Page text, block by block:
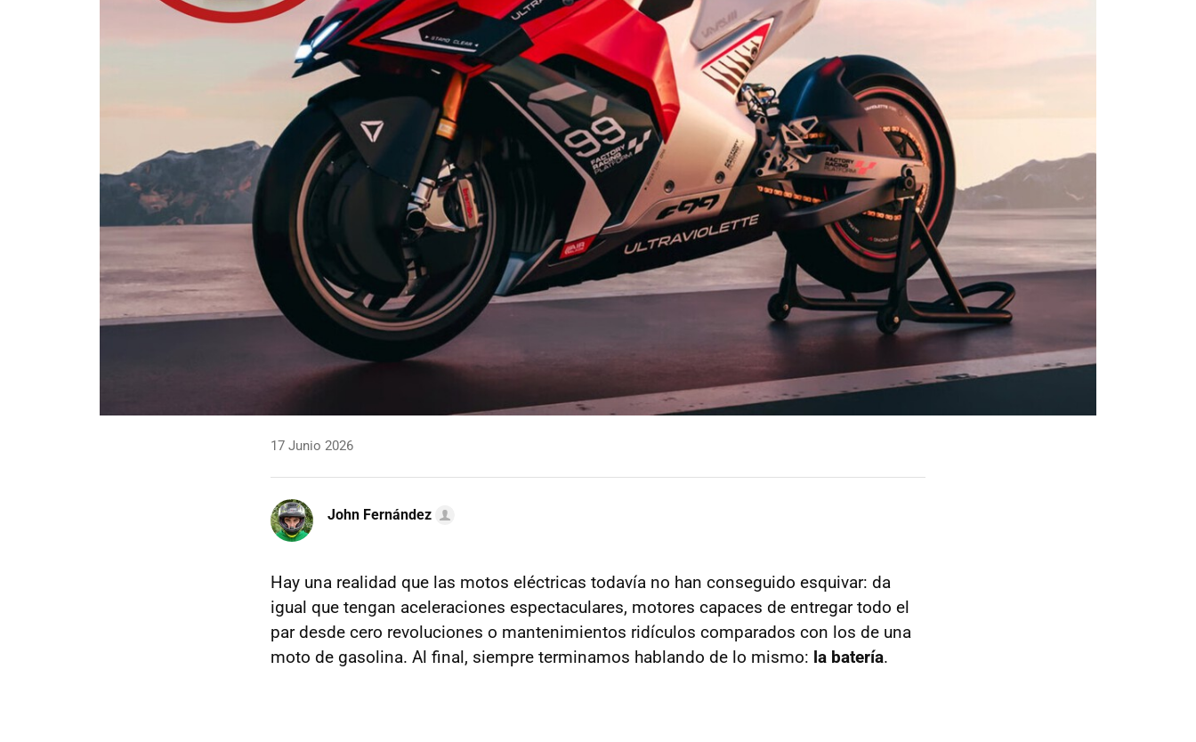
17 Junio 2026
John Fernández
Hay una realidad que las motos eléctricas todavía no han conseguido esquivar: da
igual que tengan aceleraciones espectaculares, motores capaces de entregar todo el
par desde cero revoluciones o mantenimientos ridículos comparados con los de una
moto de gasolina. Al final, siempre terminamos hablando de lo mismo: la batería.